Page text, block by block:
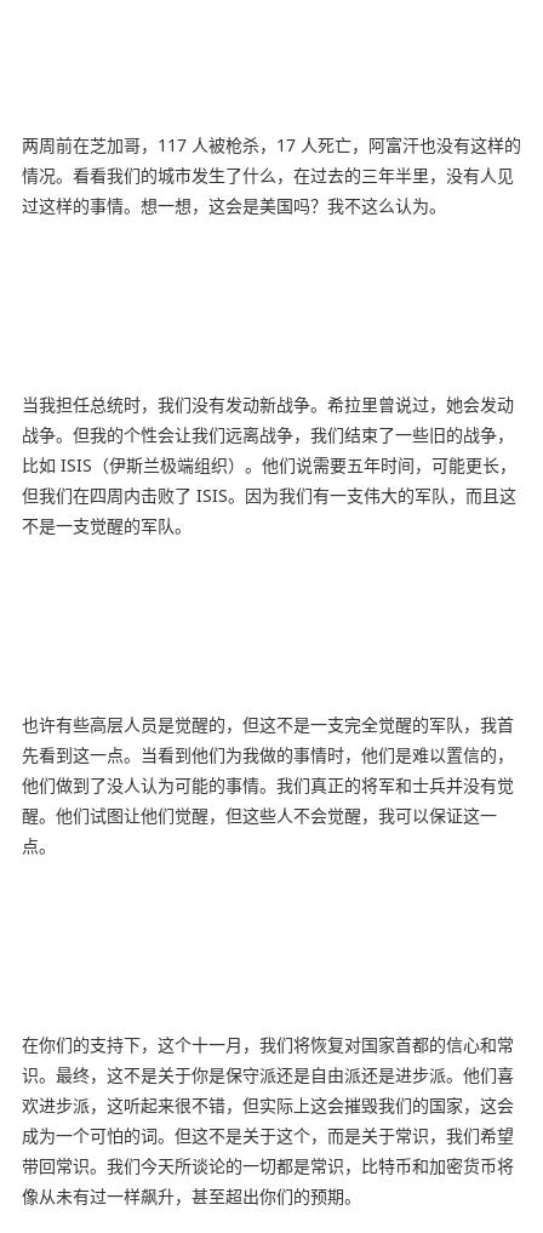
两周前在芝加哥，117 人被枪杀，17 人死亡，阿富汗也没有这样的
情况。看看我们的城市发生了什么，在过去的三年半里，没有人见
过这样的事情。想一想，这会是美国吗？我不这么认为。
当我担任总统时，我们没有发动新战争。希拉里曾说过，她会发动
战争。但我的个性会让我们远离战争，我们结束了一些旧的战争，
比如 ISIS（伊斯兰极端组织）。他们说需要五年时间，可能更长，
但我们在四周内击败了 ISIS。因为我们有一支伟大的军队，而且这
不是一支觉醒的军队。
也许有些高层人员是觉醒的，但这不是一支完全觉醒的军队，我首
先看到这一点。当看到他们为我做的事情时，他们是难以置信的，
他们做到了没人认为可能的事情。我们真正的将军和士兵并没有觉
醒。他们试图让他们觉醒，但这些人不会觉醒，我可以保证这一
点。
在你们的支持下，这个十一月，我们将恢复对国家首都的信心和常
识。最终，这不是关于你是保守派还是自由派还是进步派。他们喜
欢进步派，这听起来很不错，但实际上这会摧毁我们的国家，这会
成为一个可怕的词。但这不是关于这个，而是关于常识，我们希望
带回常识。我们今天所谈论的一切都是常识，比特币和加密货币将
像从未有过一样飙升，甚至超出你们的预期。